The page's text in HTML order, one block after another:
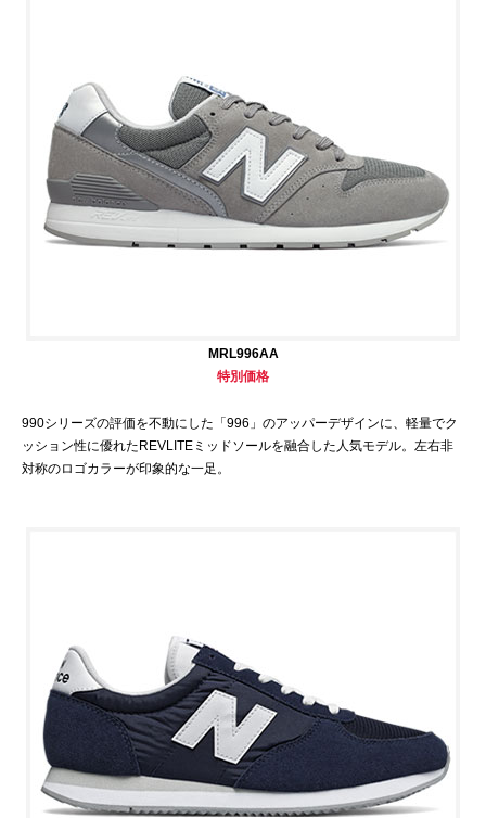
MRL996AA
特別価格
990シリーズの評価を不動にした「996」のアッパーデザインに、軽量でク
ッション性に優れたREVLITEミッドソールを融合した人気モデル。左右非
対称のロゴカラーが印象的な一足。